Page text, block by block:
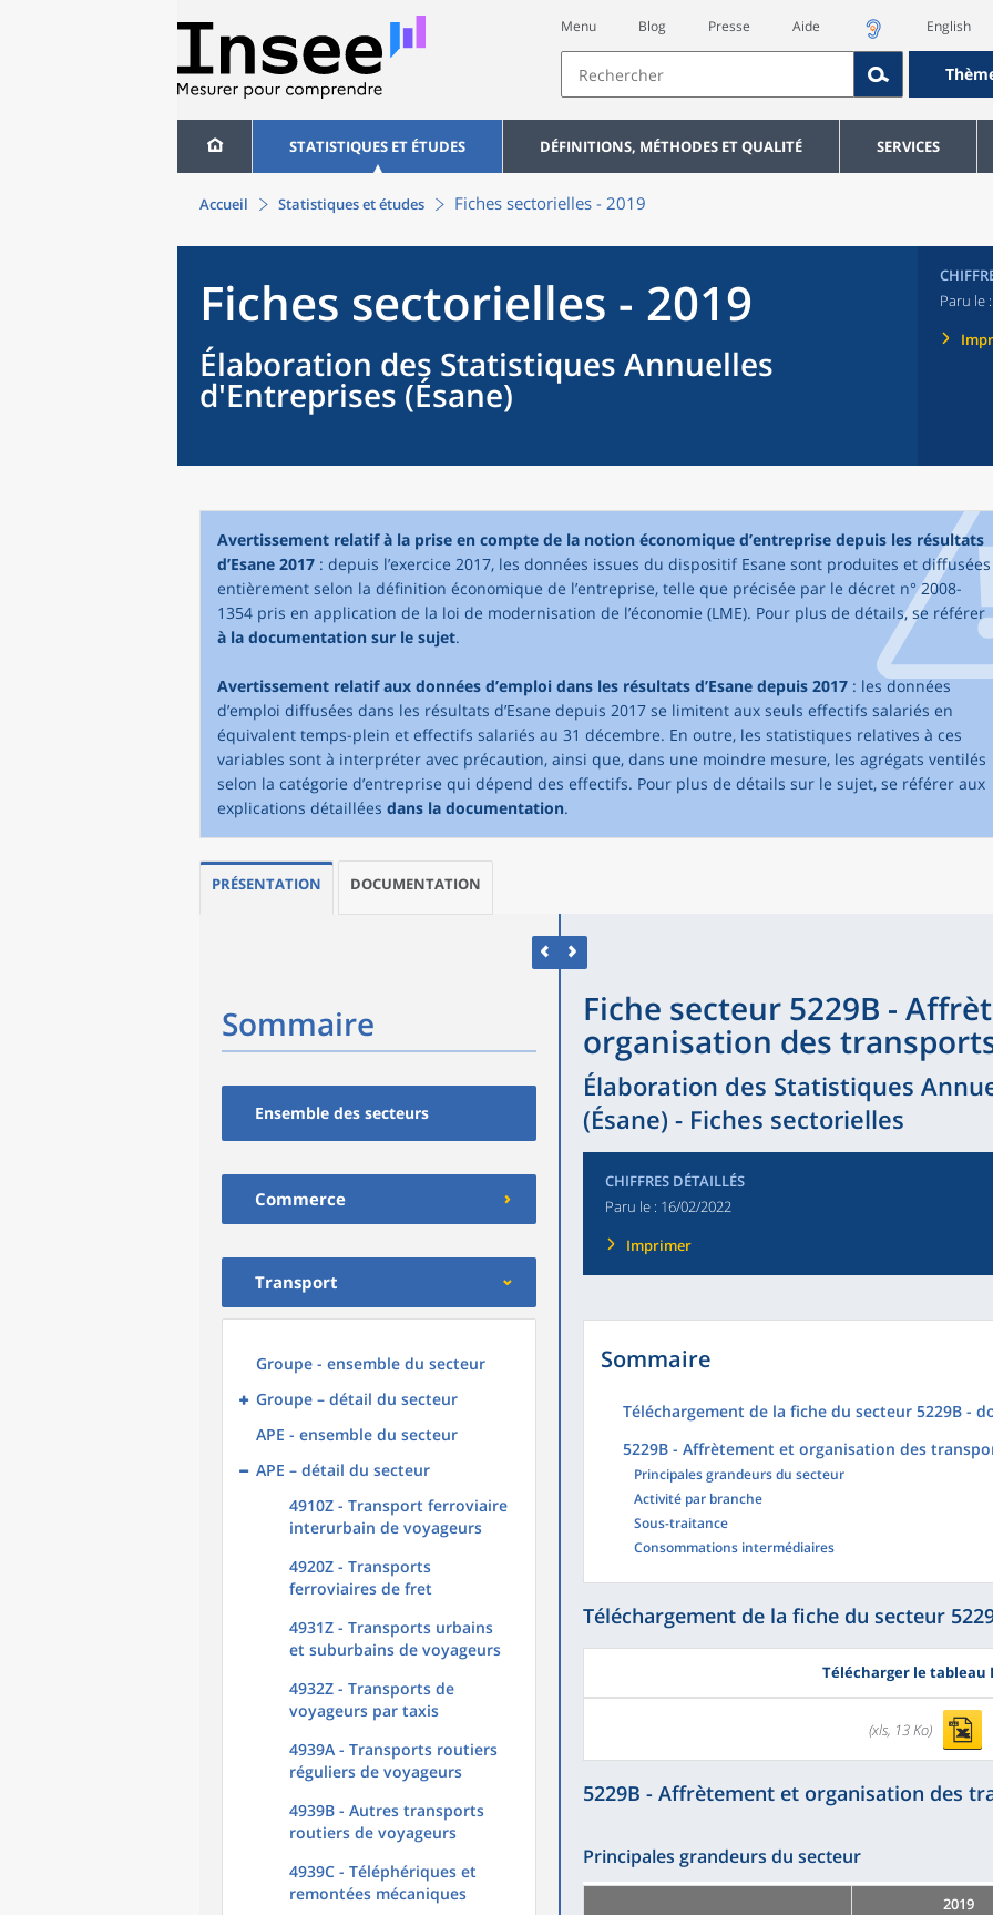
Menu Blog Presse Aide English
STATISTIQUES ET ÉTUDES DÉFINITIONS, MÉTHODES ET QUALITÉ SERVICES
Accueil Statistiques et études Fiches sectorielles - 2019
Fiches sectorielles - 2019
Élaboration des Statistiques Annuelles
d'Entreprises (Ésane)
Paru le
Avertissement relatif à la prise en compte de la notion économique d’entreprise depuis les résultats
d’Esane 2017 : depuis l’exercice 2017, les données issues du dispositif Esane sont produites et diffusées
entièrement selon la définition économique de l’entreprise, telle que précisée par le décret n° 2008-
1354 pris en application de la loi de modernisation de l’économie (LME). Pour plus de détails, se référer
à la documentation sur le sujet.
Avertissement relatif aux données d’emploi dans les résultats d’Esane depuis 2017 : les données
d’emploi diffusées dans les résultats d’Esane depuis 2017 se limitent aux seuls effectifs salariés en
équivalent temps-plein et effectifs salariés au 31 décembre. En outre, les statistiques relatives à ces
variables sont à interpréter avec précaution, ainsi que, dans une moindre mesure, les agrégats ventilés
selon la catégorie d’entreprise qui dépend des effectifs. Pour plus de détails sur le sujet, se référer aux
explications détaillées dans la documentation.
PRÉSENTATION DOCUMENTATION
Sommaire
Ensemble des secteurs
Commerce
Transport
Groupe - ensemble du secteur
Groupe – détail du secteur
APE - ensemble du secteur
APE – détail du secteur
4910Z - Transport ferroviaire
interurbain de voyageurs
4920Z - Transports
ferroviaires de fret
4931Z - Transports urbains
et suburbains de voyageurs
4932Z - Transports de
voyageurs par taxis
4939A - Transports routiers
réguliers de voyageurs
4939B - Autres transports
routiers de voyageurs
4939C - Téléphériques et
remontées mécaniques
Fiche secteur 5229B -
organisation des
Élaboration des Statistiques
(Ésane) - Fiches sectorielles
CHIFFRES DÉTAILLÉS
Paru le : 16/02/2022
Imprimer
Sommaire
Téléchargement de la fiche du secteur 5229B -
5229B - Affrètement et organisation des
Principales grandeurs du secteur
Activité par branche
Sous-traitance
Consommations intermédiaires
Téléchargement de la fiche du secteur
Télécharger le tableau
(xls, 13 Ko)
5229B - Affrètement et organisation des
Principales grandeurs du secteur
2019